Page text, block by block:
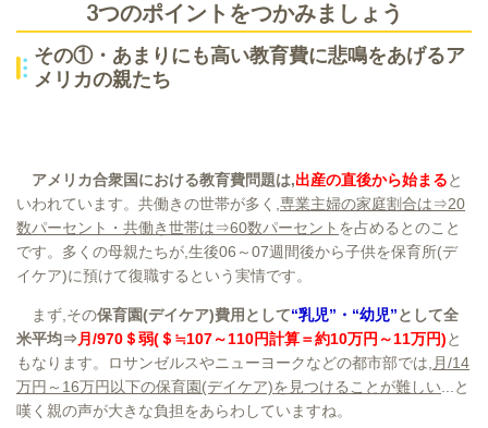
3つのポイントをつかみましょう
その①・あまりにも高い教育費に悲鳴をあげるア
メリカの親たち
アメリカ合衆国における教育費問題は,出産の直後から始まると
いわれています。共働きの世帯が多く, 専業主婦の家庭割合は⇒20
数パーセント・共働き世帯は⇒60数パーセント を占めるとのこと
です。多くの母親たちが,生後06～07週間後から子供を保育所(デ
イケア)に預けて復職するという実情です。
まず,その保育園(デイケア)費用として“乳児”・“幼児”として全
米平均⇒月/970＄弱(＄≒107～110円計算＝約10万円～11万円)と
もなります。ロサンゼルスやニューヨークなどの都市部では, 月/14
万円～16万円以下の保育園(デイケア)を見つけることが難しい ...と
嘆く親の声が大きな負担をあらわしていますね。